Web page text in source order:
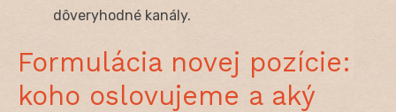
dôveryhodné kanály.
Formulácia novej pozície:
koho oslovujeme a aký